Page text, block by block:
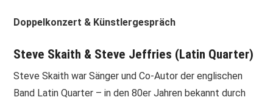
AUSSTELLUNGEN
ARCHIV
PRINT & CDS
Doppelkonzert & Künstlergespräch
Steve Skaith & Steve Jeffries (Latin Quarter)
Steve Skaith war Sänger und Co-Autor der englischen
Band Latin Quarter – in den 80er Jahren bekannt durch